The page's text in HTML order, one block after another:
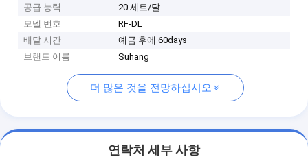
공급 능력
20 세트/달
모델 번호
RF-DL
배달 시간
예금 후에 60days
브랜드 이름
Suhang
더 많은 것을 전망하십시오
연락처 세부 사항